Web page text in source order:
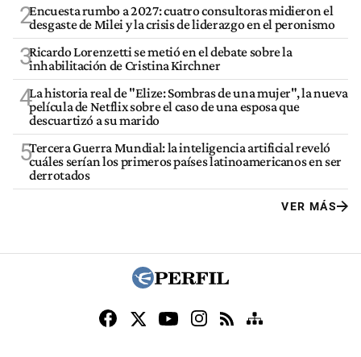
2Encuesta rumbo a 2027: cuatro consultoras midieron el
desgaste de Milei y la crisis de liderazgo en el peronismo
3Ricardo Lorenzetti se metió en el debate sobre la
inhabilitación de Cristina Kirchner
4La historia real de "Elize: Sombras de una mujer", la nueva
película de Netflix sobre el caso de una esposa que
descuartizó a su marido
5Tercera Guerra Mundial: la inteligencia artificial reveló
cuáles serían los primeros países latinoamericanos en ser
derrotados
VER MÁS